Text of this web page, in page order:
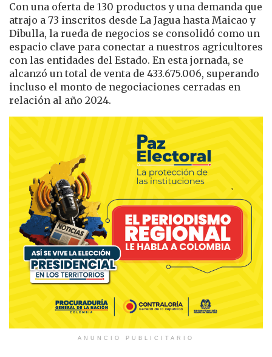
Con una oferta de 130 productos y una demanda que
atrajo a 73 inscritos desde La Jagua hasta Maicao y
Dibulla, la rueda de negocios se consolidó como un
espacio clave para conectar a nuestros agricultores
con las entidades del Estado. En esta jornada, se
alcanzó un total de venta de 433.675.006, superando
incluso el monto de negociaciones cerradas en
relación al año 2024.
ANUNCIO PUBLICITARIO